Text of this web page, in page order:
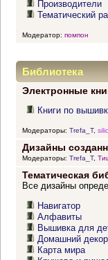
Производители
Тематический
Модератор: помпон
Библиотека
Электронные
Книги по
Модераторы: Trefa_T,
Дизайны
Модераторы: Trefa_T,
Тематическая
Все дизайны
Навигатор
Алфавиты
Вышивка для
Домашний декор
Карта мира